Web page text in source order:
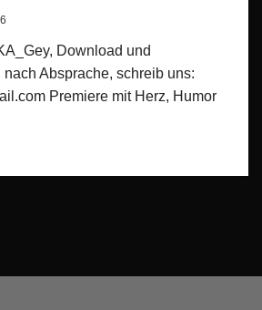
Download und
Absprache, schreib uns:
Premiere mit Herz, Humor